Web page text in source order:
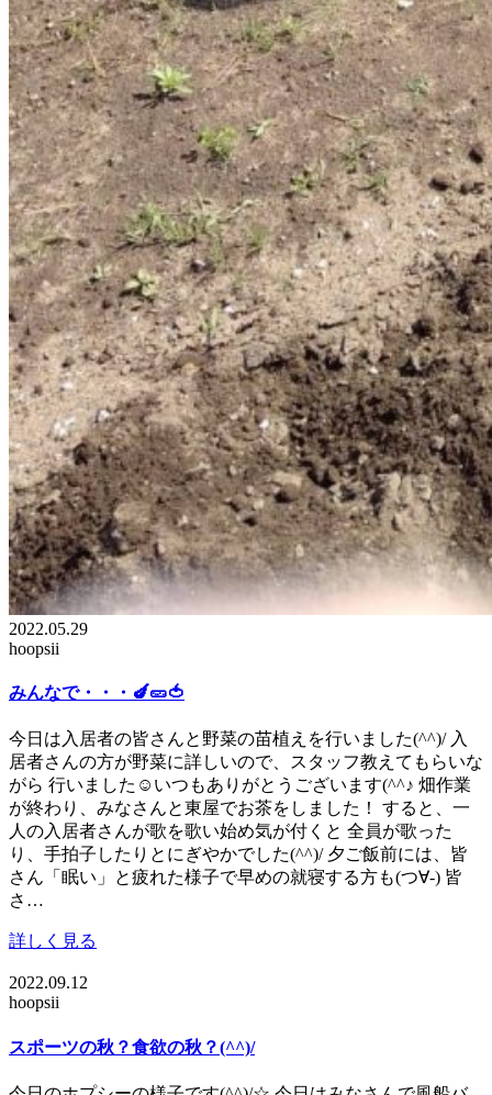
2022.05.29
hoopsii
みんなで・・・🍆🥒🍅
今日は入居者の皆さんと野菜の苗植えを行いました(^^)/ 入
居者さんの方が野菜に詳しいので、スタッフ教えてもらいな
がら 行いました☺いつもありがとうございます(^^♪ 畑作業
が終わり、みなさんと東屋でお茶をしました！ すると、一
人の入居者さんが歌を歌い始め気が付くと 全員が歌った
り、手拍子したりとにぎやかでした(^^)/ 夕ご飯前には、皆
さん「眠い」と疲れた様子で早めの就寝する方も(つ∀-) 皆
さ…
詳しく見る
2022.09.12
hoopsii
スポーツの秋？食欲の秋？(^^)/